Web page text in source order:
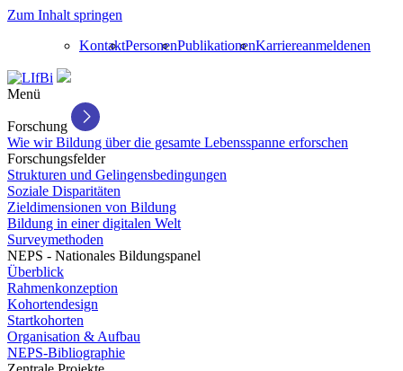
Zum Inhalt springen
KontaktPersonenPublikationenKarriereanmeldenen
Menü
Forschung
Wie wir Bildung über die gesamte Lebensspanne erforschen
Forschungsfelder
Strukturen und Gelingensbedingungen
Soziale Disparitäten
Zieldimensionen von Bildung
Bildung in einer digitalen Welt
Surveymethoden
NEPS - Nationales Bildungspanel
Überblick
Rahmenkonzeption
Kohortendesign
Startkohorten
Organisation & Aufbau
NEPS-Bibliographie